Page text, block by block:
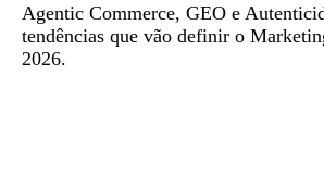
Agentic Commerce, GEO e
tendências que vão definir o
2026.